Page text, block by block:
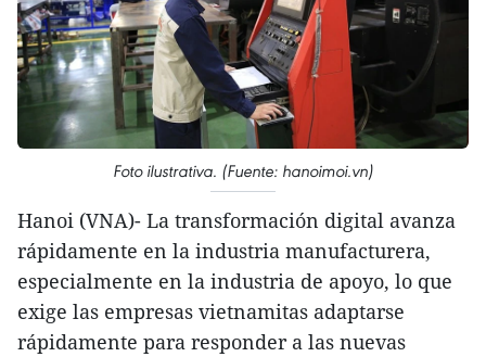
Foto ilustrativa. (Fuente: hanoimoi.vn)
Hanoi (VNA)- La transformación digital avanza
rápidamente en la industria manufacturera,
especialmente en la industria de apoyo, lo que
exige las empresas vietnamitas adaptarse
rápidamente para responder a las nuevas